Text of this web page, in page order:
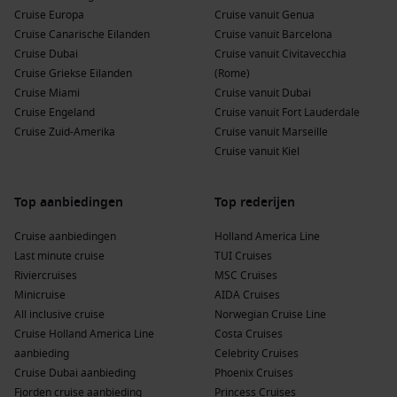
die door het hart van Duitsland voeren.
Europese Rivier
Deze regio omvat diverse rivieren in
Europa en biedt een unieke kans om verschillende landen
en hun culturen in één reis te ontdekken.
West-Europa
Van de romantische stadParijstot de
historische monumenten van
Amsterdam, West-Europa is
ideaal voor cruisereizigers die van cultuur en geschiedenis
Europa:De veelzijdigheid van Europa met zijn
fascinerende bestemming voor elke cruise.
Belangrijke rederijen die Speyer bezoeken
Phoenix Cruises
Met een vloot van 26 schepen biedt
Phoenix Cruises 7 schepen aan die Speyer aandoen,
waaronder
. Cruises vertrekken vaak
vanuitKeulenof Frankfurt en staan bekend om hun
vriendelijke service en comfortabele ervaring aan boord.
Cruise Europa
Cruise Canarische Eilanden
Cruise Dubai
Cruise Griekse Eilanden
Cruise Miami
Cruise Engeland
Cruise Zuid-Amerika
Cruise vanuit Genua
Cruise vanuit Barcelona
Cruise vanuit Civitavecchia
(Rome)
Cruise vanuit Dubai
Cruise vanuit Fort Lauderdale
Cruise vanuit Marseille
Cruise vanuit Kiel
Top aanbiedingen
Cruise aanbiedingen
Last minute cruise
Riviercruises
Minicruise
All inclusive cruise
Cruise Holland America Line
aanbieding
Cruise Dubai aanbieding
Fjorden cruise aanbieding
Top rederijen
Holland America Line
TUI Cruises
MSC Cruises
AIDA Cruises
Norwegian Cruise Line
Costa Cruises
Celebrity Cruises
Phoenix Cruises
Princess Cruises